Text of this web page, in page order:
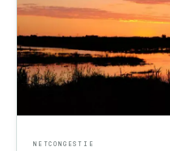
NETCONGESTIE